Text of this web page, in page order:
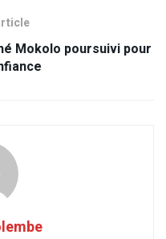
Mokolo poursuivi pour